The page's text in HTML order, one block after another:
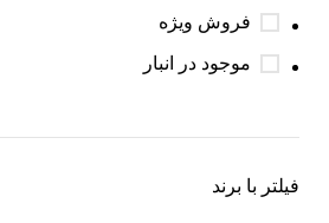
فروش ویژه
موجود در انبار
فیلتر با برند